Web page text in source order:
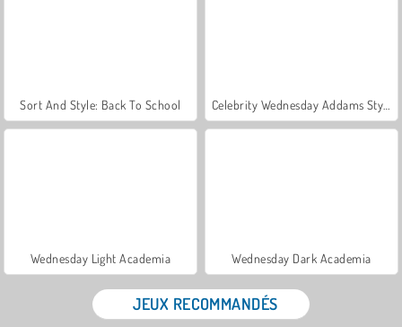
Sort And Style: Back To School
Wednesday Light Academia Wednesday Dark Academia
JEUX RECOMMANDÉS